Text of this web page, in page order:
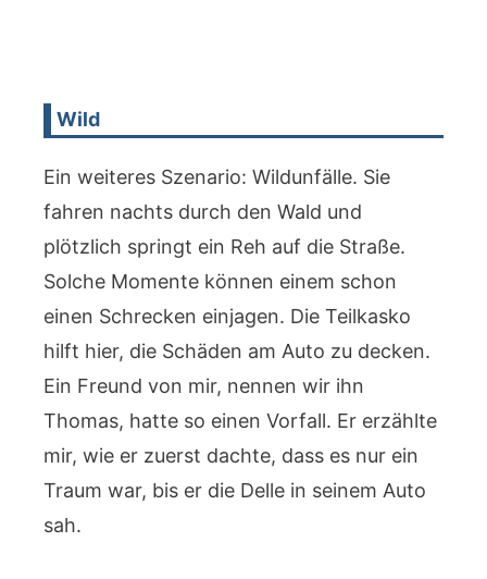
Wild
Ein weiteres Szenario: Wildunfälle. Sie
fahren nachts durch den Wald und
plötzlich springt ein Reh auf die Straße.
Solche Momente können einem schon
einen Schrecken einjagen. Die Teilkasko
hilft hier, die Schäden am Auto zu decken.
Ein Freund von mir, nennen wir ihn
Thomas, hatte so einen Vorfall. Er erzählte
mir, wie er zuerst dachte, dass es nur ein
Traum war, bis er die Delle in seinem Auto
sah.